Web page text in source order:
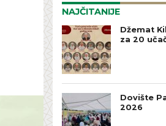
NAJČITANIJE
Džemat
za 20
Dovište
2026